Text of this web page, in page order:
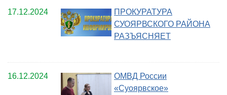
17.12.2024
ПРОКУРАТУРА
СУОЯРВСКОГО РАЙОНА
РАЗЪЯСНЯЕТ
16.12.2024
ОМВД России
«Суоярвское»